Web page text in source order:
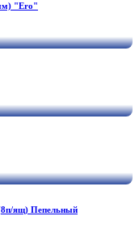
"Ero"
ящ) Пепельный